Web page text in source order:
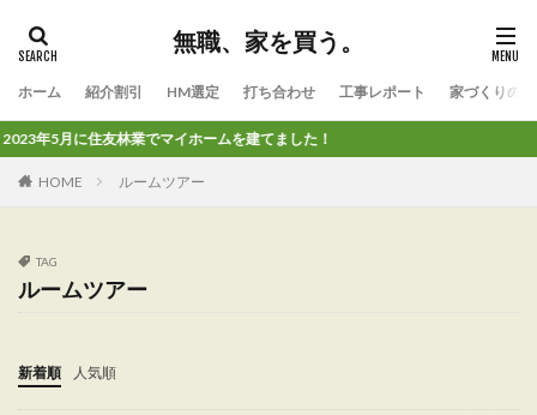
無職、家を買う。
ホーム 紹介割引 HM選定 打ち合わせ 工事レポート 家づくりの
年5月に住友林業でマイホームを建てました！
HOME ルームツアー
TAG
ルームツアー
新着順 人気順